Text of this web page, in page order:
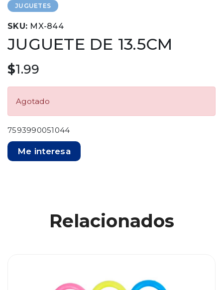
JUGUETES
SKU: MX-844
JUGUETE DE 13.5CM
$1.99
Agotado
7593990051044
Me interesa
Relacionados